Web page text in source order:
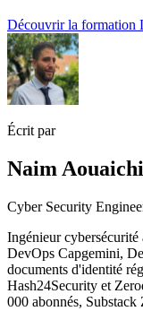
Découvrir la formation
Écrit par
Naim
Cyber Security
Ingénieur
DevOps Capgemini,
documents d'identité
Hash24Security et
000 abonnés,